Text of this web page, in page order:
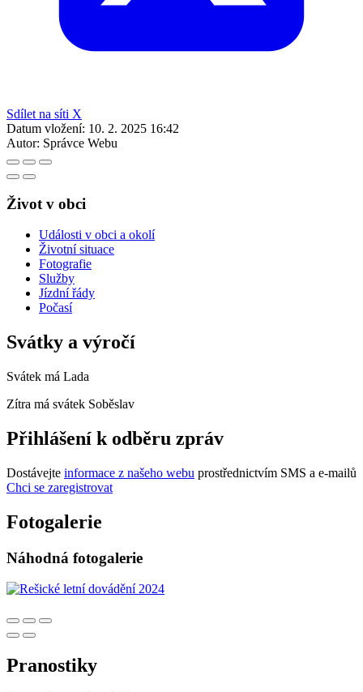
Sdílet na síti X
Datum vložení: 10. 2. 2025 16:42
Autor: Správce Webu
Život v obci
Události v obci a okolí
Životní situace
Fotografie
Služby
Jízdní řády
Počasí
Svátky a výročí
Svátek má Lada
Zítra má svátek Soběslav
Přihlášení k odběru zpráv
Dostávejte informace z našeho webu prostřednictvím SMS a e-mailů
Chci se zaregistrovat
Fotogalerie
Náhodná fotogalerie
Pranostiky